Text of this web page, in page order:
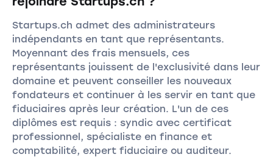
Startups.ch admet des administrateurs
indépendants en tant que représentants.
Moyennant des frais mensuels, ces
représentants jouissent de l'exclusivité dans leur
domaine et peuvent conseiller les nouveaux
fondateurs et continuer à les servir en tant que
fiduciaires après leur création. L'un de ces
diplômes est requis : syndic avec certificat
professionnel, spécialiste en finance et
comptabilité, expert fiduciaire ou auditeur.